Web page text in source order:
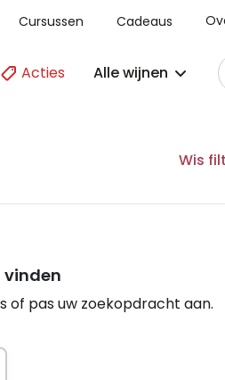
Cursussen Cadeaus
Acties Alle wijnen
Wis
vinden
of pas uw zoekopdracht aan.